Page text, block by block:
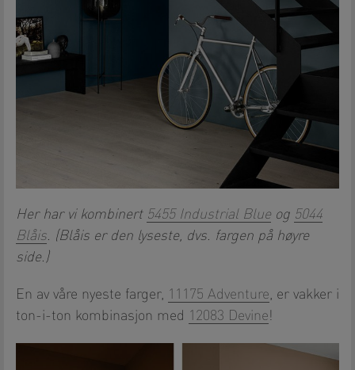
Her har vi kombinert 5455 Industrial Blue og 5044
Blåis. (Blåis er den lyseste, dvs. fargen på høyre
side.)
En av våre nyeste farger, 11175 Adventure, er vakker i
ton-i-ton kombinasjon med 12083 Devine!